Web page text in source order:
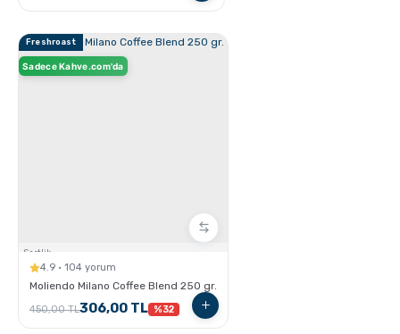
Yapılır ?
Freshroast
Sertlik:
Sadece Kahve.com'da
4.9 · 104 yorum
Moliendo Milano Coffee Blend 250 gr.
450,00 TL306,00 TL %32